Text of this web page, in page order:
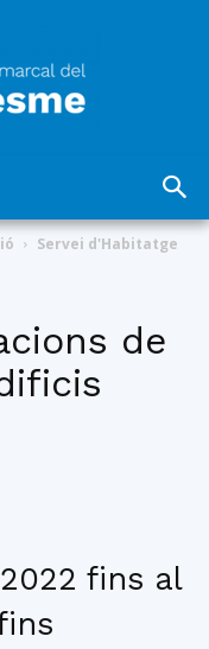
Servei d'Habitatge
de
fins al